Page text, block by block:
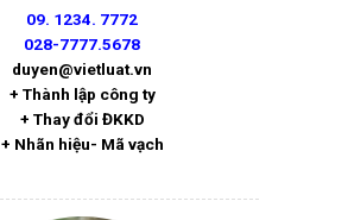
09. 1234. 7772
028-7777.5678
duyen@vietluat.vn
+ Thành lập công ty
+ Thay đổi ĐKKD
+ Nhãn hiệu- Mã vạch